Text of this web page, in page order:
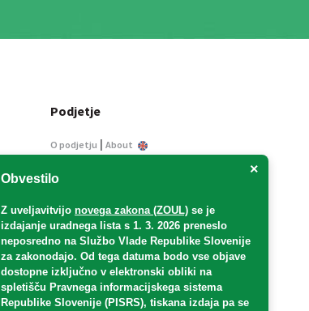
×
Obvestilo
Z uveljavitvijo novega zakona (ZOUL) se je
izdajanje uradnega lista s 1. 3. 2026 preneslo
neposredno na Službo Vlade Republike Slovenije
za zakonodajo. Od tega datuma bodo vse objave
dostopne izključno v elektronski obliki na
spletišču Pravnega informacijskega sistema
Republike Slovenije (PISRS), tiskana izdaja pa se
Podjetje
O podjetju | About
Informacije javnega
Oglaševanje
Splošni pogoji
Izjava o varstvu osebnih
podatkov
E-dražbe